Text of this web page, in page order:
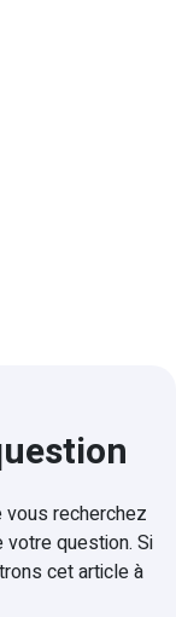
recherchez
question. Si
cet article à